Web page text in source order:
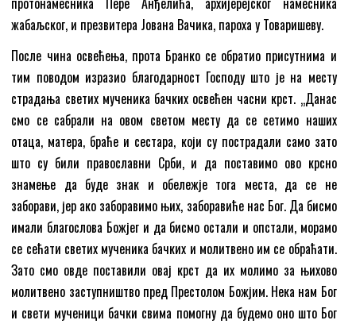
жабаљског, и презвитера Јована Вачика, пароха у Товаришеву.
После чина освећења, прота Бранко се обратио присутнима и
тим поводом изразио благодарност Господу што је на месту
страдања светих мученика бачких освећен часни крст. „Данас
смо се сабрали на овом светом месту да се сетимо наших
отаца, матера, браће и сестара, који су пострадали само зато
што су били православни Срби, и да поставимо ово крсно
знамење да буде знак и обележје тога места, да се не
заборави, јер ако заборавимо њих, заборавиће нас Бог. Да бисмо
имали благослова Божјег и да бисмо остали и опстали, морамо
се сећати светих мученика бачких и молитвено им се обраћати.
Зато смо овде поставили овај крст да их молимо за њихово
молитвено заступништво пред Престолом Божјим. Нека нам Бог
и свети мученици бачки свима помогну да будемо оно што Бог